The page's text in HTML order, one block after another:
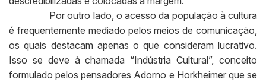
Por outro lado, o acesso da população à cultura
é frequentemente mediado pelos meios de comunicação,
os quais destacam apenas o que consideram lucrativo.
Isso se deve à chamada “Indústria Cultural”, conceito
formulado pelos pensadores Adorno e Horkheimer que se